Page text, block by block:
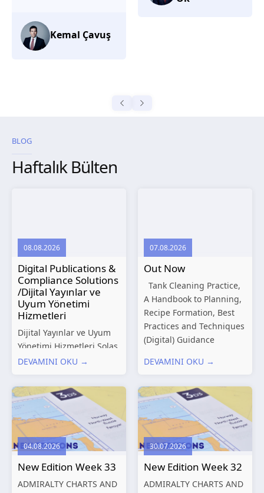
BLOG
Haftalık Bülten
08.08.2026
Digital Publications &
Compliance Solutions
/Dijital Yayınlar ve
Uyum Yönetimi
Hizmetleri
Dijital Yayınlar ve Uyum
Yönetimi Hizmetleri Solas
Marine, denizcilik
düzenleyici gereklilikleri
ve dijitalleşen
operasyonel ihtiyaçları
doğrultusunda kapsamlı
Dijital Yayınlar ve Uyum
Yönetimi çözümleri
sunmaktadır.
Hizmetlerimiz; gemi
DEVAMINI OKU →
07.08.2026
Out Now
Tank Cleaning Practice,
A Handbook to Planning,
Recipe Formation, Best
Practices and Techniques
(Digital) Guidance
Structures – Consolidated
Shipping and the
Environment – A Guide to
Environmental
Compliance...
DEVAMINI OKU →
04.08.2026
New Edition Week 33
ADMIRALTY CHARTS AND
30.07.2026
New Edition Week 32
ADMIRALTY CHARTS AND